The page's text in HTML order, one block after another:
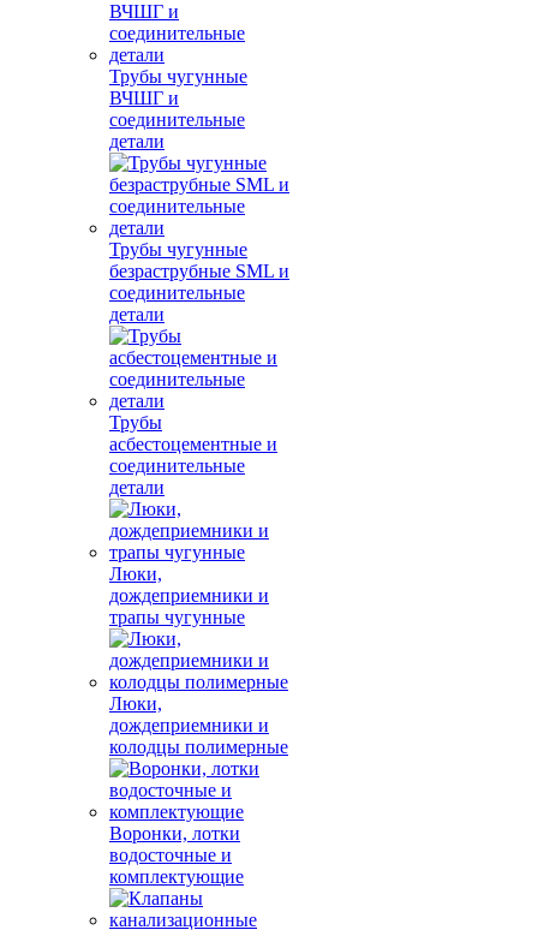
Трубы чугунные
ВЧШГ и
соединительные
детали
Трубы чугунные
безраструбные SML и
соединительные
детали
Трубы
асбестоцементные и
соединительные
детали
Люки,
дождеприемники и
трапы чугунные
Люки,
дождеприемники и
колодцы полимерные
Воронки, лотки
водосточные и
комплектующие